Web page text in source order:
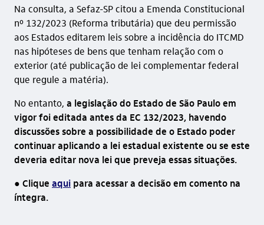
Na consulta, a Sefaz-SP citou a Emenda Constitucional
nº 132/2023 (Reforma tributária) que deu permissão
aos Estados editarem leis sobre a incidência do ITCMD
nas hipóteses de bens que tenham relação com o
exterior (até publicação de lei complementar federal
que regule a matéria).
No entanto, a legislação do Estado de São Paulo em
vigor foi editada antes da EC 132/2023, havendo
discussões sobre a possibilidade de o Estado poder
continuar aplicando a lei estadual existente ou se este
deveria editar nova lei que preveja essas situações.
● Clique aqui para acessar a decisão em comento na
íntegra.